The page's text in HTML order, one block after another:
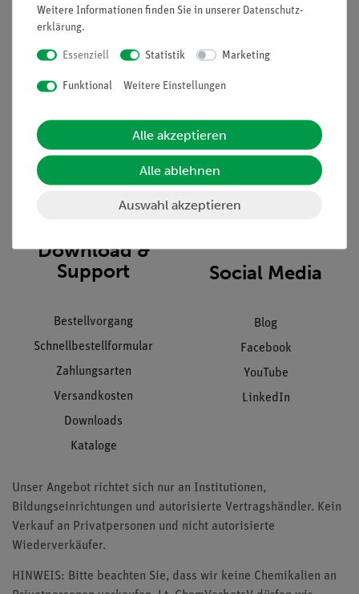
Unternehmen
Projekte und Lösungen
Presse
Stellenangebote
Hinweisgeberschutz
Datenschutz
Impressum
Übersicht Service
Inventarisierungs- &
Download &
Support
Bestellvorgang
Schnellbestellformular
Zahlungsarten
Versandkosten
Downloads
Kataloge
Social Media
Blog
Facebook
YouTube
LinkedIn
Unser Angebot richtet sich nur an Institutionen,
Bildungseinrichtungen und autorisierte Vertragshändler. Kein
Verkauf an Privatpersonen und nicht autorisierte
Wiederverkäufer.
HINWEIS: Bitte beachten Sie, dass wir keine Chemikalien an
Weitere Informationen finden Sie in unserer Daten­schutz­
erklärung.
Essenziell Statistik Marketing
Funktional Weitere Einstellungen
Alle akzeptieren
Alle ablehnen
Auswahl akzeptieren